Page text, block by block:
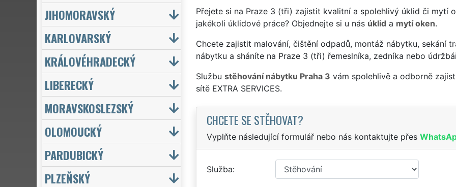
Přejete si na Praze 3 (tři) zajistit kvalitní a spolehlivý úklid či mytí
jakékoli úklidové práce? Objednejte si u nás úklid a mytí oken.
Chcete zajistit malování, čištění odpadů, montáž nábytku, sekání
nábytku a sháníte na Praze 3 (tři) řemeslníka, zedníka nebo
Službu stěhování nábytku Praha 3 vám spolehlivě a odborně
sítě EXTRA SERVICES.
CHCETE SE STĚHOVAT?
Vyplňte následující formulář nebo nás kontaktujte přes
Služba
JIHOMORAVSKÝ
KARLOVARSKÝ
KRÁLOVÉHRADECKÝ
LIBERECKÝ
MORAVSKOSLEZSKÝ
OLOMOUCKÝ
PARDUBICKÝ
PLZEŇSKÝ